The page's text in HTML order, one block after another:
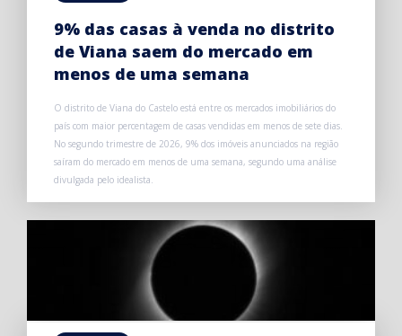
9% das casas à venda no distrito
de Viana saem do mercado em
menos de uma semana
O distrito de Viana do Castelo está entre os mercados imobiliários do
país com maior percentagem de casas vendidas em menos de sete dias.
No segundo trimestre de 2026, 9% dos imóveis anunciados na região
saíram do mercado em menos de uma semana, segundo uma análise
divulgada pelo idealista.